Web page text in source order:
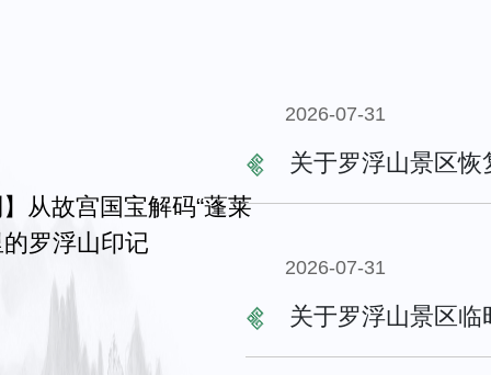
罗浮山印记
2026-07-31
关于罗浮山景区恢
2026-07-31
关于罗浮山景区临